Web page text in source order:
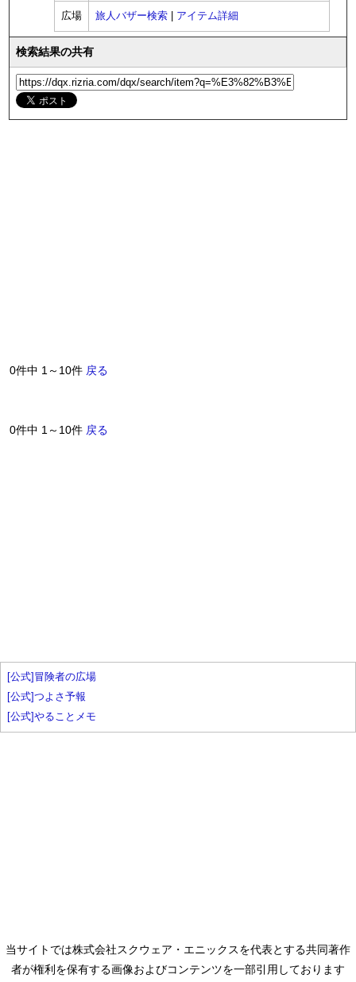
広場 旅人バザー検索 アイテム詳細
検索結果の共有
0件中 1～10件 戻る
0件中 1～10件 戻る
[公式]冒険者の広場
[公式]つよさ予報
[公式]やることメモ
当サイトでは株式会社スクウェア・エニックスを代表とする共同著作
者が権利を保有する画像およびコンテンツを一部引用しております